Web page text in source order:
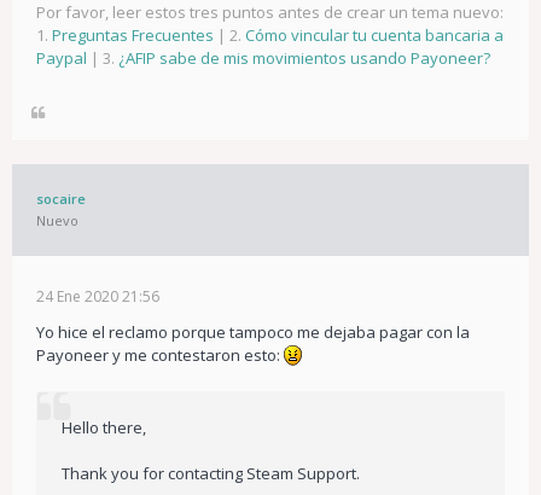
Por favor, leer estos tres puntos antes de crear un tema nuevo:
1. Preguntas Frecuentes | 2. Cómo vincular tu cuenta bancaria a
Paypal | 3. ¿AFIP sabe de mis movimientos usando Payoneer?
socaire
Nuevo
24 Ene 2020 21:56
Yo hice el reclamo porque tampoco me dejaba pagar con la
Payoneer y me contestaron esto:
Hello there,
Thank you for contacting Steam Support.